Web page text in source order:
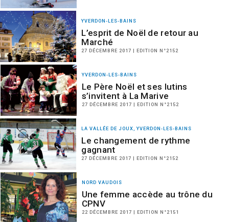
YVERDON-LES-BAINS
L’esprit de Noël de retour au
Marché
27 DÉCEMBRE 2017 | EDITION N°2152
YVERDON-LES-BAINS
Le Père Noël et ses lutins
s’invitent à La Marive
27 DÉCEMBRE 2017 | EDITION N°2152
LA VALLÉE DE JOUX, YVERDON-LES-BAINS
Le changement de rythme
gagnant
27 DÉCEMBRE 2017 | EDITION N°2152
NORD VAUDOIS
Une femme accède au trône du
CPNV
22 DÉCEMBRE 2017 | EDITION N°2151